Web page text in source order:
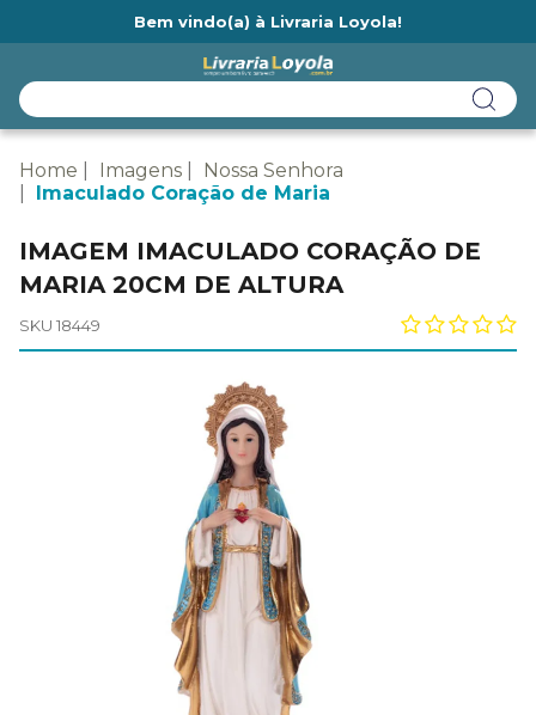
Bem vindo(a) à Livraria Loyola!
Home Imagens
Nossa Senhora
Imaculado Coração de Maria
IMAGEM IMACULADO CORAÇÃO DE
MARIA 20CM DE ALTURA
SKU 18449